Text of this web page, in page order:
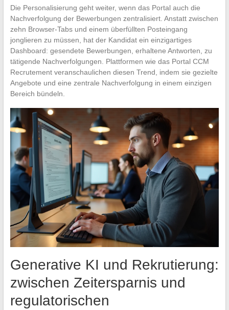
Die Personalisierung geht weiter, wenn das Portal auch die
Nachverfolgung der Bewerbungen zentralisiert. Anstatt zwischen
zehn Browser-Tabs und einem überfüllten Posteingang
jonglieren zu müssen, hat der Kandidat ein einzigartiges
Dashboard: gesendete Bewerbungen, erhaltene Antworten, zu
tätigende Nachverfolgungen. Plattformen wie das Portal CCM
Recrutement veranschaulichen diesen Trend, indem sie gezielte
Angebote und eine zentrale Nachverfolgung in einem einzigen
Bereich bündeln.
Generative KI und Rekrutierung:
zwischen Zeitersparnis und
regulatorischen